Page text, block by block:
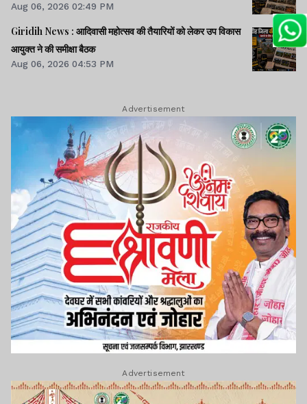
Aug 06, 2026 02:49 PM
Giridih News : आदिवासी महोत्सव की तैयारियों को लेकर उप विकास
आयुक्त ने की समीक्षा बैठक
Aug 06, 2026 04:53 PM
Advertisement
Advertisement